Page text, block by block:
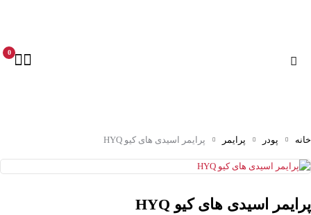
0
خانه پودر پرایمر پرایمر اسیدی های کیو HYQ
پرایمر اسیدی های کیو HYQ